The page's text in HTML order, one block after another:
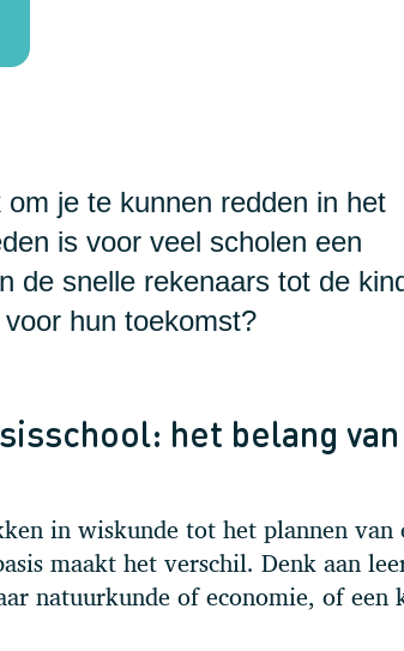
je te kunnen redden in het
is voor veel scholen een
de snelle rekenaars tot de
hun toekomst?
het belang
in wiskunde tot het plannen van
maakt het verschil. Denk aan
natuurkunde of economie, of een